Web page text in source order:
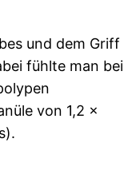
und dem Griff
fühlte man bei
von 1,2 x